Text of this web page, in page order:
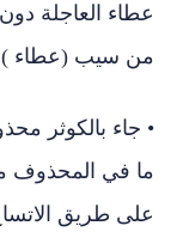
عطاء العاجلة
من سيب (عطاء )
• جاء بالكوثر
ما في المحذوف
على طريق